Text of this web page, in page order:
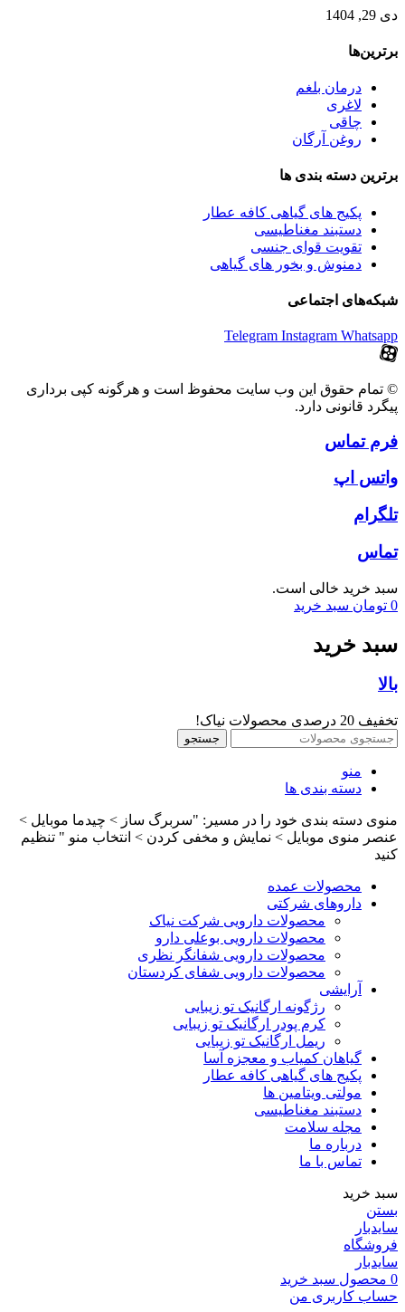
دی 29, 1404
برترین‌ها
درمان بلغم
لاغری
چاقی
روغن آرگان
برترین‌ دسته بندی ها
پکیج های گیاهی کافه عطار
دستبند مغناطیسی
تقویت قوای جنسی
دمنوش و بخور های گیاهی
شبکه‌های اجتماعی
Telegram Instagram Whatsapp
© تمام حقوق این وب سایت محفوظ است و هرگونه کپی برداری
پیگرد قانونی دارد.
فرم تماس
واتس اپ
تلگرام
تماس
سبد خرید خالی است.
0 تومان سبد خرید
سبد خرید
بالا
تخفیف 20 درصدی محصولات نیاک!
جستجو
منو
دسته بندی ها
منوی دسته بندی خود را در مسیر: "سربرگ ساز > چیدما موبایل >
عنصر منوی موبایل > نمایش و مخفی کردن > انتخاب منو " تنظیم
کنید
محصولات عمده
داروهای شرکتی
محصولات دارویی شرکت نیاک
محصولات دارویی بوعلی دارو
محصولات دارویی شفانگر نظری
محصولات دارویی شفای کردستان
آرایشی
رژگونه ارگانیک تو زیبایی
کرم پودر ارگانیک تو زیبایی
ریمل ارگانیک تو زیبایی
گیاهان کمیاب و معجزه آسا
پکیج های گیاهی کافه عطار
مولتی ویتامین ها
دستبند مغناطیسی
مجله سلامت
درباره ما
تماس با ما
سبد خرید
بستن
سایدبار
فروشگاه
سایدبار
0 محصول سبد خرید
حساب کاربری من